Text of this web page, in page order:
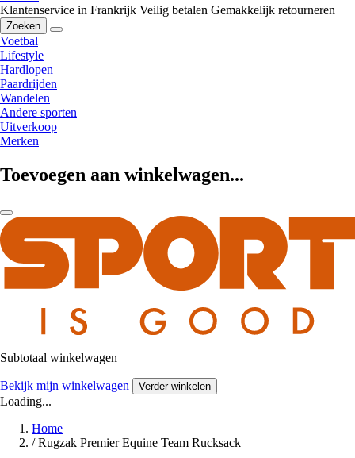
Klantenservice in Frankrijk Veilig betalen Gemakkelijk retourneren
Zoeken
Voetbal
Lifestyle
Hardlopen
Paardrijden
Wandelen
Andere sporten
Uitverkoop
Merken
Toevoegen aan winkelwagen...
Subtotaal winkelwagen
Bekijk mijn winkelwagen Verder winkelen
Loading...
Home
/ Rugzak Premier Equine Team Rucksack